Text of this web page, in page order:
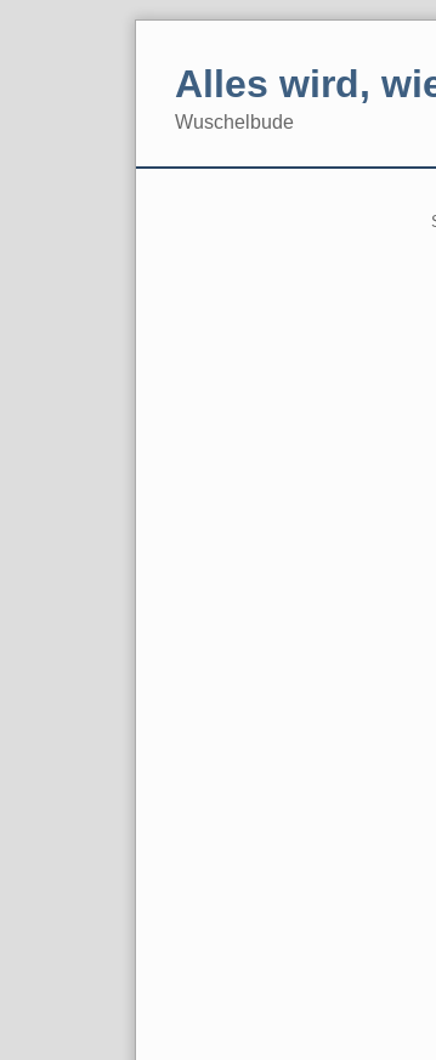
Alles wird,
Wuschelbude